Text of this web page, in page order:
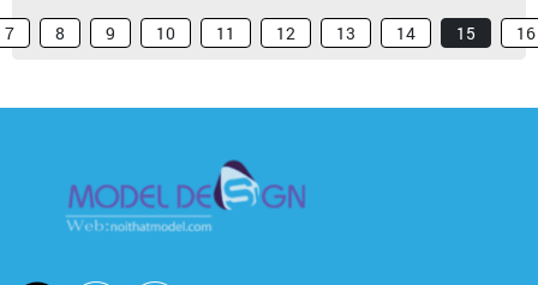
7 8 9 10 11 12 13 14 15 16